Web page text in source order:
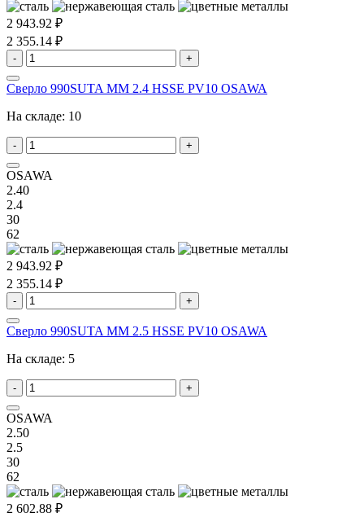
2 943.92 ₽
2 355.14 ₽
- +
Сверло 990SUTA MM 2.4 HSSE PV10 OSAWA
На складе: 10
- +
OSAWA
2.40
2.4
30
62
2 943.92 ₽
2 355.14 ₽
- +
Сверло 990SUTA MM 2.5 HSSE PV10 OSAWA
На складе: 5
- +
OSAWA
2.50
2.5
30
62
2 602.88 ₽